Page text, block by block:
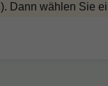
Dann wählen Sie